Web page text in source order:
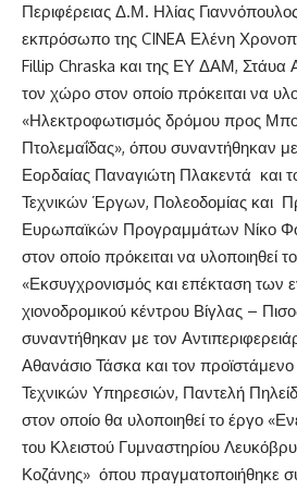
Περιφέρειας Δ.Μ. Ηλίας
εκπρόσωπο της CINEA Ελένη
Fillip Chraska και της ΕΥ ΔΑΜ, Στάυα
τον χώρο στον οποίο πρόκειται να
«Ηλεκτροφωτισμός δρόμου προς
Πτολεμαΐδας», όπου συναντήθηκαν
Εορδαίας Παναγιώτη Πλακεντά και
Τεχνικών Έργων, Πολεοδομίας και
Ευρωπαϊκών Προγραμμάτων Νίκο
στον οποίο πρόκειται να υλοποιηθεί
«Εκσυγχρονισμός και επέκταση των
χιονοδρομικού κέντρου Βίγλας –
συναντήθηκαν με τον
Αθανάσιο Τάσκα και τον προϊστάμενο
Τεχνικών Υπηρεσιών, Παντελή
στον οποίο θα υλοποιηθεί το έργο
του Κλειστού Γυμναστηρίου
Κοζάνης» όπου πραγματοποιήθηκε